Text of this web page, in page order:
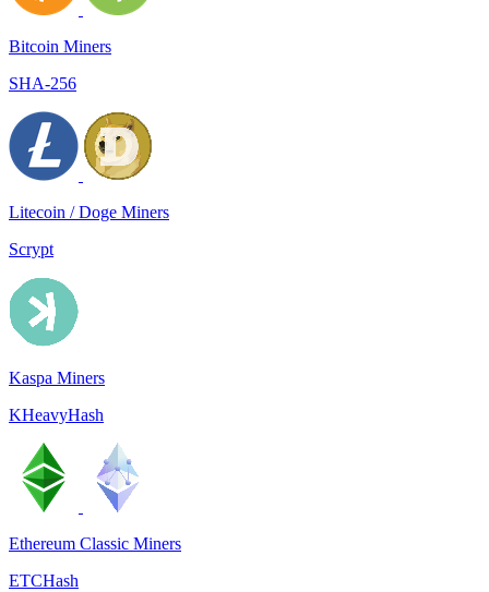
Bitcoin Miners
SHA-256
Litecoin / Doge Miners
Scrypt
Kaspa Miners
KHeavyHash
Ethereum Classic Miners
ETCHash